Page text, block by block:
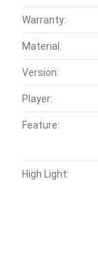
Warranty:
Material:
Version:
Player:
Feature:
High Light: